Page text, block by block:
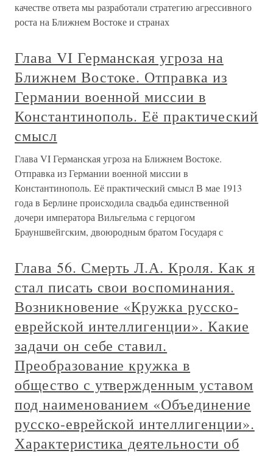
качестве ответа мы разработали стратегию агрессивного
роста на Ближнем Востоке и странах
Глава VI Германская угроза на
Ближнем Востоке. Отправка из
Германии военной миссии в
Константинополь. Её практический
смысл
Глава VI Германская угроза на Ближнем Востоке.
Отправка из Германии военной миссии в
Константинополь. Её практический смысл В мае 1913
года в Берлине происходила свадьба единственной
дочери императора Вильгельма с герцогом
Брауншвейгским, двоюродным братом Государя с
Глава 56. Смерть Л.А. Кроля. Как я
стал писать свои воспоминания.
Возникновение «Кружка русско-
еврейской интеллигенции». Какие
задачи он себе ставил.
Преобразование кружка в
общество с утвержденным уставом
под наименованием «Объединение
русско-еврейской интеллигенции».
Характеристика деятельности об